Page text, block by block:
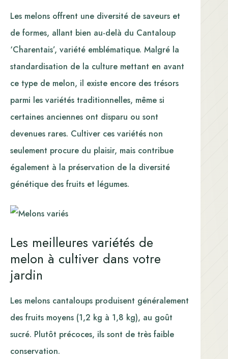
Les melons offrent une diversité de saveurs et
de formes, allant bien au-delà du Cantaloup
‘Charentais’, variété emblématique. Malgré la
standardisation de la culture mettant en avant
ce type de melon, il existe encore des trésors
parmi les variétés traditionnelles, même si
certaines anciennes ont disparu ou sont
devenues rares. Cultiver ces variétés non
seulement procure du plaisir, mais contribue
également à la préservation de la diversité
génétique des fruits et légumes.
Les meilleures variétés de
melon à cultiver dans votre
jardin
Les melons cantaloups produisent généralement
des fruits moyens (1,2 kg à 1,8 kg), au goût
sucré. Plutôt précoces, ils sont de très faible
conservation.